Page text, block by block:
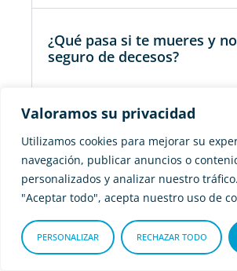
Valoramos su privacidad
Utilizamos cookies para mejorar su
navegación, publicar anuncios o
personalizados y analizar nuestro
"Aceptar todo", acepta nuestro uso de
PERSONALIZAR RECHAZAR TODO
¿Qué pasa si te mueres y
seguro de decesos?
¿Qué tipo de prima en
decesos es la mejor?
¿Cuánto cuesta un entierro
seguro de decesos?